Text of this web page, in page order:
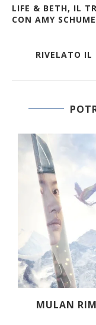
LIFE & BETH, IL
CON AMY
RIVELATO IL
MULAN